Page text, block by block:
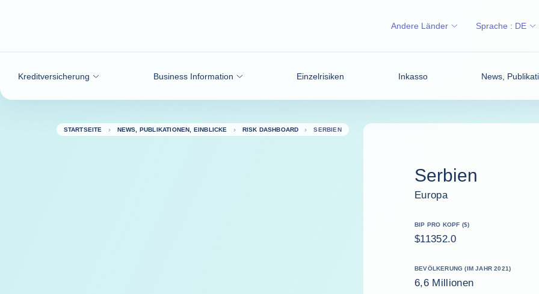
Kreditversicherung Business Information Einzelrisiken Inkasso News,
Andere Länder Sprache : DE
STARTSEITE NEWS, PUBLIKATIONEN, EINBLICKE RISK DASHBOARD SERBIEN
Serbien
Europa
BIP PRO KOPF ($)
$11352.0
BEVÖLKERUNG (IM JAHR 2021)
6,6 Millionen